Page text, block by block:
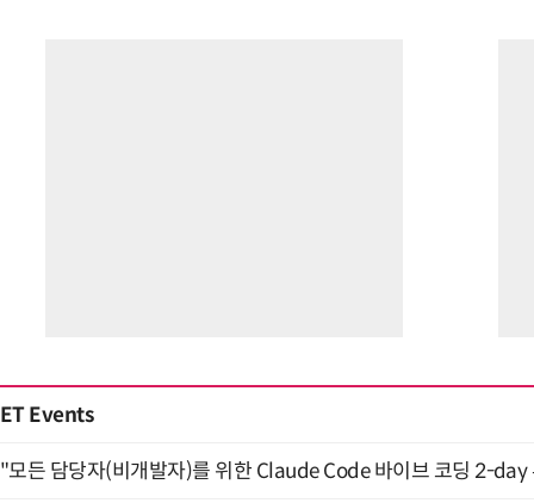
ET Events
"모든 담당자(비개발자)를 위한 Claude Code 바이브 코딩 2-